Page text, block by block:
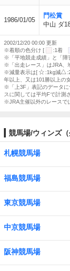
1986/01/05
門松賞
中山 ダ
2002/12/20 00:00 更新
※着順の色分け [
:1着
※「平地競走成績」と「障
※「出走レース」はJRA、
※減量表示は[
:1kg減
年以上、又は101勝以上の
※「上3F」表記のデータに
スに関しては平均Fで計測
※JRA主催以外のレースで
競馬場/ウィンズ（
札幌競馬場
福島競馬場
東京競馬場
中京競馬場
阪神競馬場